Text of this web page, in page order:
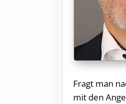
Fragt man
mit den